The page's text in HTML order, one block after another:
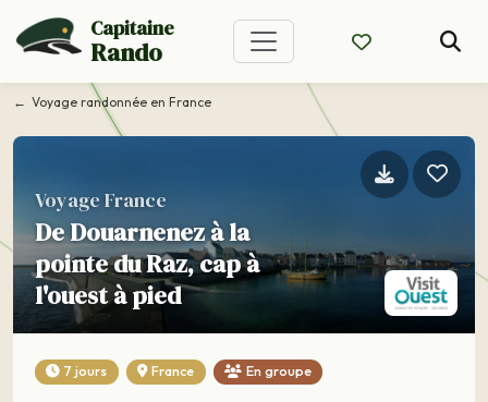
Capitaine
Rando
Voyage randonnée en France
Voyage France
De Douarnenez à la
pointe du Raz, cap à
l'ouest à pied
7 jours France En groupe